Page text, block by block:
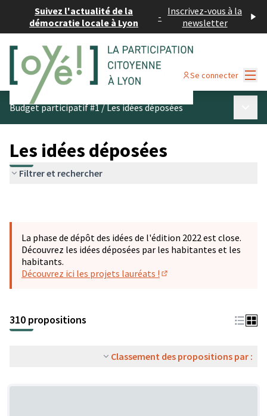
Suivez l'actualité de la
démocratie locale à Lyon
- Inscrivez-vous à la
newsletter
Se connecter
Budget participatif #1/Les idées déposées
Les idées déposées
Filtrer et rechercher
La phase de dépôt des idées de l'édition 2022 est close.
Découvrez les idées déposées par les habitantes et les
habitants.
Découvrez ici les projets lauréats !
310 propositions
Classement des propositions par :